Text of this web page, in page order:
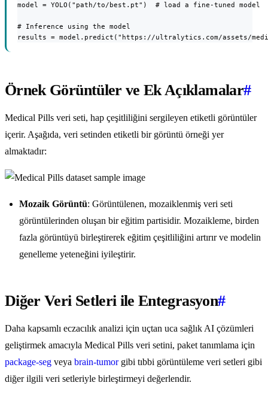
model = YOLO("path/to/best.pt")  # load a fine-tuned model
# Inference using the model
results = model.predict("https://ultralytics.com/assets/
Örnek Görüntüler ve Ek Açıklamalar#
Medical Pills veri seti, hap çeşitliliğini sergileyen etiketli görüntüler
içerir. Aşağıda, veri setinden etiketli bir görüntü örneği yer
almaktadır:
Mozaik Görüntü: Görüntülenen, mozaiklenmiş veri seti
görüntülerinden oluşan bir eğitim partisidir. Mozaikleme, birden
fazla görüntüyü birleştirerek eğitim çeşitliliğini artırır ve modelin
genelleme yeteneğini iyileştirir.
Diğer Veri Setleri ile Entegrasyon#
Daha kapsamlı eczacılık analizi için uçtan uca sağlık AI çözümleri
geliştirmek amacıyla Medical Pills veri setini, paket tanımlama için
package-seg veya brain-tumorgibi tıbbi görüntüleme veri setleri gibi
diğer ilgili veri setleriyle birleştirmeyi değerlendir.